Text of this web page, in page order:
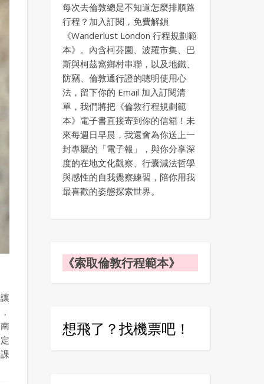
每次去倫敦總是不知道怎麼排順路
行程？加入訂閱，免費解鎖
《Wanderlust London 行程規劃範
本》。內含柯芬園、波羅市集、巴
斯與柯茲窩鄉村串聯，以及地鐵、
防竊、倫敦通行證的聰明使用心
法，留下你的 Email 加入訂閱清
單，我們將把《倫敦行程規劃範
本》電子書直接寄到你的信箱！未
來每週日早晨，我還會為你送上一
封專屬的「電子報」，與你分享深
度的在地文化觀察、行囊減法哲學
與感性的自我覺察練習，陪你用我
最喜歡的姿態探索世界。
《索取倫敦行程範本》
想飛了？找機票吧！